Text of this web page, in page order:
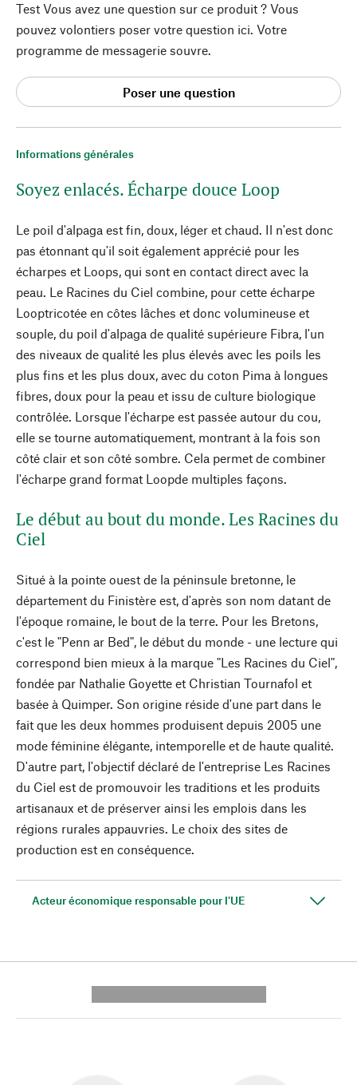
Informations générales
Soyez enlacés. Écharpe douce Loop
Le poil d'alpaga est fin, doux, léger et chaud. Il n'est donc
pas étonnant qu'il soit également apprécié pour les
écharpes et Loops, qui sont en contact direct avec la
peau. Le Racines du Ciel combine, pour cette écharpe
Looptricotée en côtes lâches et donc volumineuse et
souple, du poil d'alpaga de qualité supérieure Fibra, l'un
des niveaux de qualité les plus élevés avec les poils les
plus fins et les plus doux, avec du coton Pima à longues
fibres, doux pour la peau et issu de culture biologique
contrôlée. Lorsque l'écharpe est passée autour du cou,
elle se tourne automatiquement, montrant à la fois son
côté clair et son côté sombre. Cela permet de combiner
l'écharpe grand format Loopde multiples façons.
Le début au bout du monde. Les Racines du
Ciel
Situé à la pointe ouest de la péninsule bretonne, le
département du Finistère est, d'après son nom datant de
l'époque romaine, le bout de la terre. Pour les Bretons,
c'est le "Penn ar Bed", le début du monde - une lecture qui
correspond bien mieux à la marque "Les Racines du Ciel",
fondée par Nathalie Goyette et Christian Tournafol et
basée à Quimper. Son origine réside d'une part dans le
fait que les deux hommes produisent depuis 2005 une
mode féminine élégante, intemporelle et de haute qualité.
D'autre part, l'objectif déclaré de l'entreprise Les Racines
du Ciel est de promouvoir les traditions et les produits
artisanaux et de préserver ainsi les emplois dans les
régions rurales appauvries. Le choix des sites de
production est en conséquence.
Acteur économique responsable pour l'UE
Test Vous avez une question sur ce produit ? Vous
pouvez volontiers poser votre question ici. Votre
programme de messagerie souvre.
Poser une question